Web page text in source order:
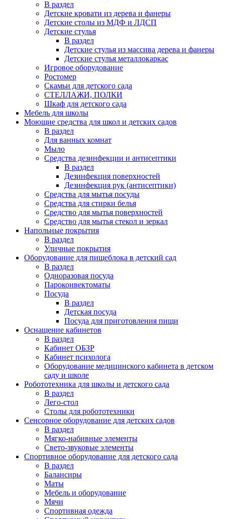
В раздел
Детские кровати из дерева и фанеры
Детские столы из МДФ и ЛДСП
Детские стулья
В раздел
Детские стулья из массива дерева и фанеры
Детские стулья металлокаркас
Игровое оборудование
Ростомер
Скамьи для детского сада
СТЕЛЛАЖИ, ПОЛКИ
Шкаф для детского сада
Мебель для школы
Моющие средства для школ и детских садов
В раздел
Для ванных комнат
Мыло
Средства дезинфекции и антисептики
В раздел
Дезинфекция поверхностей
Дезинфекция рук (антисептики)
Средства для мытья посуды
Средства для стирки белья
Средство для мытья поверхностей
Средство для мытья стекол и зеркал
Напольные покрытия
В раздел
Уличные покрытия
Оборудование для пищеблока в детский сад
В раздел
Одноразовая посуда
Пароконвектоматы
Посуда
В раздел
Детская посуда
Посуда для приготовления пищи
Оснащение кабинетов
В раздел
Кабинет ОБЗР
Кабинет психолога
Оборудование медицинского кабинета в детском
саду и школе
Робототехника для школы и детского сада
В раздел
Лего-стол
Столы для робототехники
Сенсорное оборудование для детских садов
В раздел
Мягко-набивные элементы
Свето-звуковые элементы
Спортивное оборудование для детского сада
В раздел
Балансиры
Маты
Мебель и оборудование
Мячи
Спортивная одежда